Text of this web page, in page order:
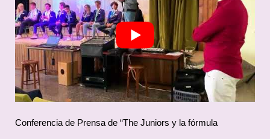
Conferencia de Prensa de “The Juniors y la fórmula